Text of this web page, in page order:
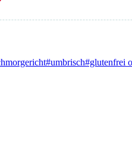
#umbrisch#glutenfrei